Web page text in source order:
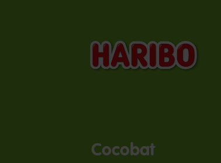
Cocobat